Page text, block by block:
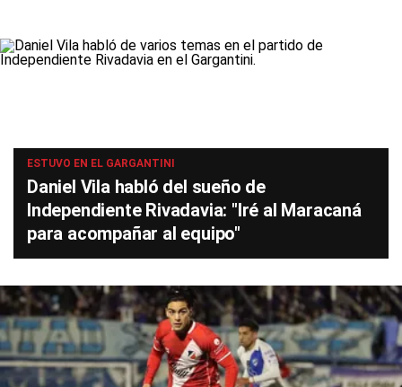
ESTUVO EN EL GARGANTINI
Daniel Vila habló del sueño de
Independiente Rivadavia: "Iré al Maracaná
para acompañar al equipo"